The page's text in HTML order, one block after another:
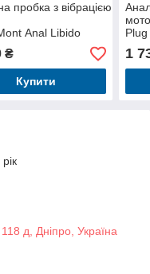
пробка з вібрацією
Anal Libido
₴
Купити
1
д, Дніпро, Україна